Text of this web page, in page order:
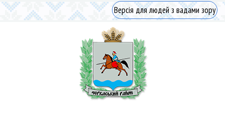
Версія для людей з вадами зору